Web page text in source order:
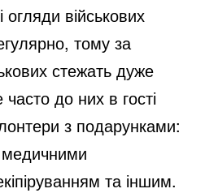
огляди військових
тому за
стежать дуже
до них в гості
з подарунками:
та іншим.